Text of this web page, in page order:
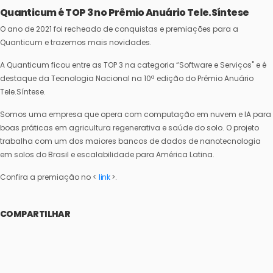
Quanticum é TOP 3 no Prêmio Anuário Tele.Síntese
O ano de 2021 foi recheado de conquistas e premiações para a
Quanticum e trazemos mais novidades.
A Quanticum ficou entre as TOP 3 na categoria “Software e Serviços" e é
destaque da Tecnologia Nacional na 10ª edição do Prêmio Anuário
Tele.Síntese.
Somos uma empresa que opera com computação em nuvem e IA para
boas práticas em agricultura regenerativa e saúde do solo. O projeto
trabalha com um dos maiores bancos de dados de nanotecnologia
em solos do Brasil e escalabilidade para América Latina.
Confira a premiação no < link>.
COMPARTILHAR